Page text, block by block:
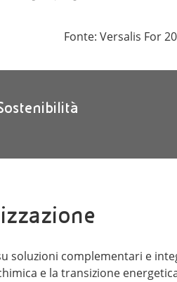
Fonte: Versalis For
soluzioni complementari e
e la transizione